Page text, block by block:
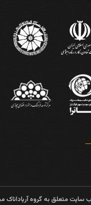
متعلق به گروه آریاداناک